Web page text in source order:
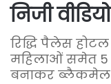
निजी वीडियो
रिद्धि पैलेस
महिलाओं समेत 5
बनाकर